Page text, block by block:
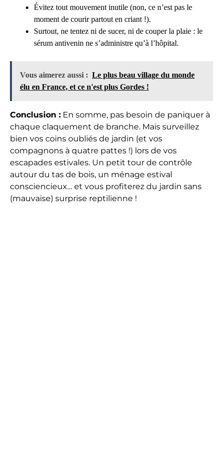
Évitez tout mouvement inutile (non, ce n’est pas le
moment de courir partout en criant !).
Surtout, ne tentez ni de sucer, ni de couper la plaie : le
sérum antivenin ne s’administre qu’à l’hôpital.
Vous aimerez aussi : Le plus beau village du monde
élu en France, et ce n'est plus Gordes !
Conclusion : En somme, pas besoin de paniquer à
chaque claquement de branche. Mais surveillez
bien vos coins oubliés de jardin (et vos
compagnons à quatre pattes !) lors de vos
escapades estivales. Un petit tour de contrôle
autour du tas de bois, un ménage estival
consciencieux… et vous profiterez du jardin sans
(mauvaise) surprise reptilienne !